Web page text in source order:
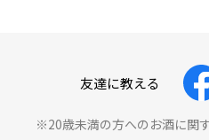
友達に教える
※20歳未満の方へのお酒に関